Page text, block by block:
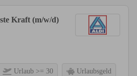
Kraft (m/w/d)
Urlaub >= 30 Urlaubsgeld